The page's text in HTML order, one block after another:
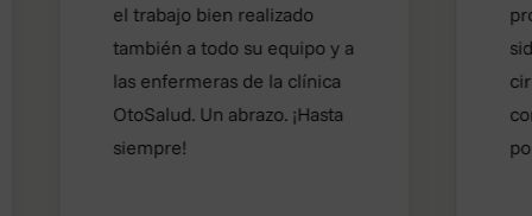
el trabajo bien realizado
también a todo su equipo y a
las enfermeras de la clínica
OtoSalud. Un abrazo. ¡Hasta
siempre!
sido
por su